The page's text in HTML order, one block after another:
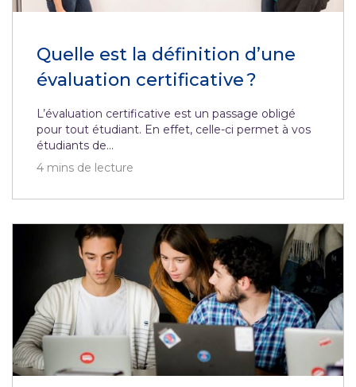
Quelle est la définition d’une
évaluation certificative ?
L’évaluation certificative est un passage obligé
pour tout étudiant. En effet, celle-ci permet à vos
étudiants de...
4 mins de lecture